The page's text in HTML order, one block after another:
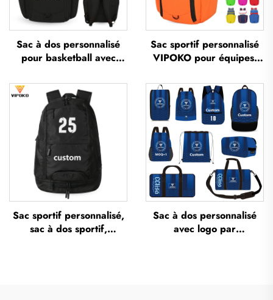
Sac à dos personnalisé
pour basketball avec
imperméable,
décontracté, scolaire,
thermosublimé, pour
football et basketball
Sac sportif personnalisé
VIPOKO pour équipes,
basketball avec logo, sac
sportif décontracté pour
basketball, sac de voyage
pour basketball
Sac sportif personnalisé,
sac à dos sportif,
Sac à dos personnalisé
avec logo par